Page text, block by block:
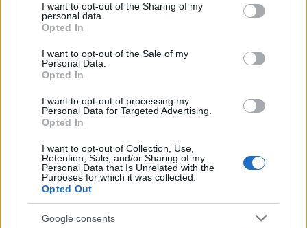
not limited to your visit or usage behaviour. You may click to
grant or deny consent to Google and its third-party tags to
use your data for below specified purposes in below Google
consent section.
I want to opt-out of the Sharing of my
personal data.
Opted In
I want to opt-out of the Sale of my
Personal Data.
Opted In
I want to opt-out of processing my
Personal Data for Targeted Advertising.
Opted In
I want to opt-out of Collection, Use,
Retention, Sale, and/or Sharing of my
Personal Data that Is Unrelated with the
Purposes for which it was collected.
Opted Out
Google consents
2000 /2000
Όροι Χρήσης. Το site προστατεύεται από reCAPTCHA, ισχύουν
Πολιτική Απορρήτου
Ελλάδα
ΕΥΒΟΙΑ
ΜΑΘΗΤΡΙΕΣ
ΞΥΛΟΔΑΡΜΟΣ
Share:
Ακολουθήστε το Νewsit.gr στο
ενημερωθείτε πρώτοι για όλη την ειδησεογραφία και τα
τελευταία νέατης ημέρας